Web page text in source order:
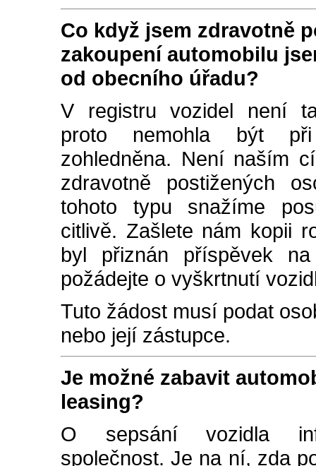
Co když jsem zdravotně
zakoupení automobilu
od obecního úřadu?
V registru vozidel není
proto nemohla být při
zohledněna. Není naším
zdravotně postižených
tohoto typu snažíme
citlivě. Zašlete nám kopii
byl přiznán příspěvek
požádejte o vyškrtnutí
Tuto žádost musí podat
nebo její zástupce.
Je možné zabavit
leasing?
O sepsání vozidla
společnost. Je na ní, zda